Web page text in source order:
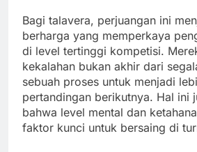
Bagi talavera, perjuangan ini
berharga yang memperkaya
di level tertinggi kompetisi.
kekalahan bukan akhir dari
sebuah proses untuk menjadi
pertandingan berikutnya. Hal ini
bahwa level mental dan
faktor kunci untuk bersaing di